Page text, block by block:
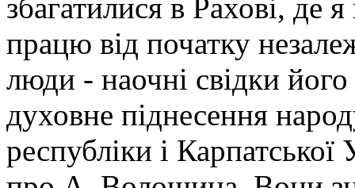
збагатилися в Рахові, де
працю від початку
люди - наочні свідки його
духовне піднесення
республіки і